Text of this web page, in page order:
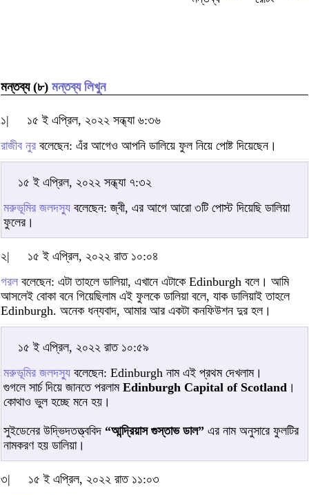
মন্তব্য (৮) মন্তব্য লিখুন
১|
১৫ ই এপ্রিল, ২০২২ সন্ধ্যা ৬:৩৬
রাজীব নুর বলেছেন: এঁর আগেও আপনি ডালিয়ে ফুল নিয়ে পোষ্ট দিয়েছেন।
১৫ ই এপ্রিল, ২০২২ সন্ধ্যা ৭:৩২
মরুভূমির জলদস্যু বলেছেন: জ্বী, এর আগে আরো ৩টি পোস্ট দিয়েছি ডালিয়া
ফুলের।
২|
১৫ ই এপ্রিল, ২০২২ রাত ১০:০৪
গরল বলেছেন: এটা তাহলে ডালিয়া, এখানে এটাকে Edinburgh বলে। আমি
আসলেই বোকা বনে গিয়েছিলাম এই ফুলকে ডালিয়া বলে, যাক ডালিয়াই তাহলে
Edinburgh. অনেক ধন্যবাদ, আমার আর একটা কনফিউশন দুর হল।
১৫ ই এপ্রিল, ২০২২ রাত ১০:৫৯
মরুভূমির জলদস্যু বলেছেন: Edinburgh নাম এই প্রথম দেখলাম।
গুগলে সার্চ দিয়ে জানতে পরলাম Edinburgh Capital of Scotland ।
কোথাও ভুল হচ্ছে মনে হয়।
সুইডেনের উদ্ভিদতত্ত্ববিদ “আন্দ্রিয়াস গুস্তাভ ডাল” এর নাম অনুসারে ফুলটির
নামকরণ হয় ডালিয়া।
৩|
১৫ ই এপ্রিল, ২০২২ রাত ১১:০৩